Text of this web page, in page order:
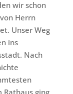
wir schon
Herrn
Unser Weg
ins
Nach
Rathaus ging